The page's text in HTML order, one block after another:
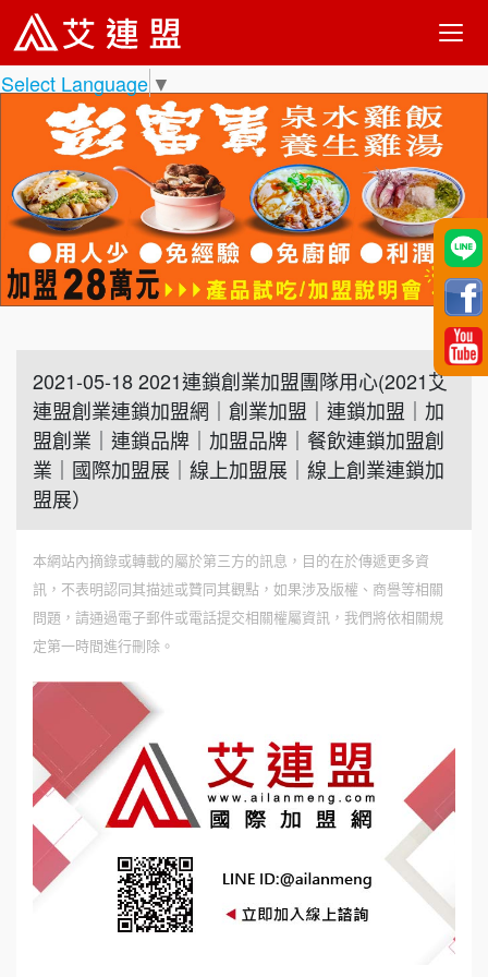
Select Language ▼
2021-05-18 2021連鎖創業加盟團隊用心(2021艾
連盟創業連鎖加盟網｜創業加盟｜連鎖加盟｜加
盟創業｜連鎖品牌｜加盟品牌｜餐飲連鎖加盟創
業｜國際加盟展｜線上加盟展｜線上創業連鎖加
盟展）
本網站內摘錄或轉載的屬於第三方的訊息，目的在於傳遞更多資
訊，不表明認同其描述或贊同其觀點，如果涉及版權、商譽等相關
問題，請通過電子郵件或電話提交相關權屬資訊，我們將依相關規
定第一時間進行刪除。